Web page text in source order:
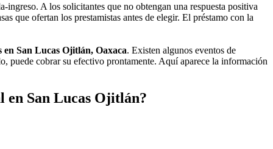
A los solicitantes que no obtengan una respuesta positiva
que ofertan los prestamistas antes de elegir. El préstamo con la
en San Lucas Ojitlán, Oaxaca. Existen algunos eventos de
puede cobrar su efectivo prontamente. Aquí aparece la información
en San Lucas Ojitlán?